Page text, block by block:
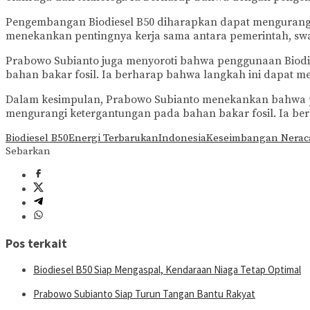
Pengembangan Biodiesel B50 diharapkan dapat
menekankan pentingnya kerja sama antara pemerintah,
Prabowo Subianto juga menyoroti bahwa penggunaan
bahan bakar fosil. Ia berharap bahwa langkah ini dapat
Dalam kesimpulan, Prabowo Subianto menekankan
mengurangi ketergantungan pada bahan bakar fosil. Ia
Biodiesel B50Energi TerbarukanIndonesiaKeseimbangan
Sebarkan
Pos terkait
Biodiesel B50 Siap Mengaspal, Kendaraan Niaga Tetap Optimal
Prabowo Subianto Siap Turun Tangan Bantu Rakyat